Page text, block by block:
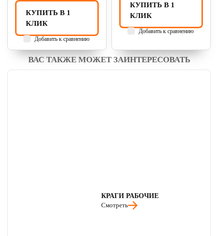
КУПИТЬ В 1
КЛИК
Добавить к сравнению
КУПИТЬ В 1
КЛИК
Добавить к сравнению
ВАС ТАКЖЕ МОЖЕТ ЗАИНТЕРЕСОВАТЬ
КРАГИ РАБОЧИЕ
Смотреть